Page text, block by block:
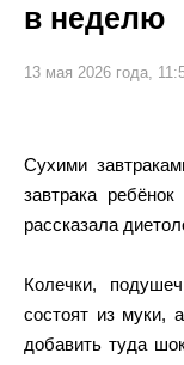
в неделю
13 мая 2026 года,
Сухими
завтрака
рассказала
Колечки,
состоят из муки,
добавить туда